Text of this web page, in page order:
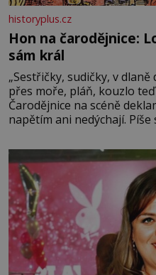
historyplus.cz
Hon na čarodějnice:
sám král
„Sestřičky, sudičky, v dlaně
přes moře, pláň, kouzlo
Čarodějnice na scéně
napětím ani nedýchají.
Tragédii o Macbethovi.
v roce 1603 vystřídal